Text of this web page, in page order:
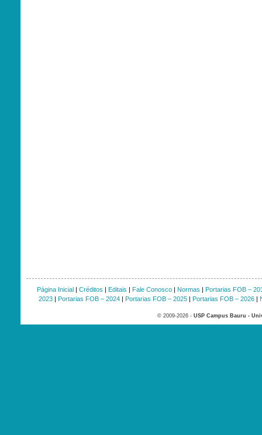
Página Inicial| Créditos | Editais | Fale Conosco| Normas | Portarias FOB –
2023| Portarias FOB – 2024| Portarias FOB – 2025| Portarias FOB – 2026|
© 2009-2026 - USP Campus Bauru -